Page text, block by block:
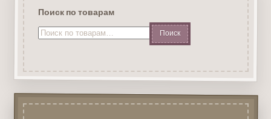
Поиск по товарам
Искать: